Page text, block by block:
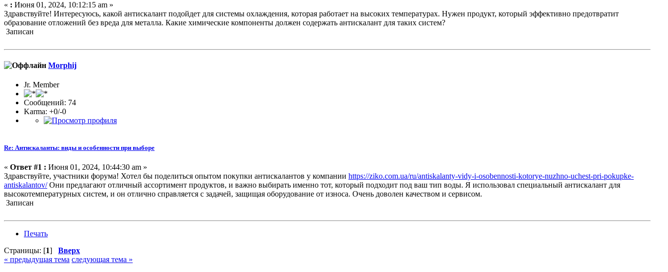
« : Июня 01, 2024, 10:12:15 am »
Здравствуйте! Интересуюсь, какой антискалант подойдет для системы охлаждения, которая работает на высоких температурах. Нужен продукт, который эффективно предотвратит
образование отложений без вреда для металла. Какие химические компоненты должен содержать антискалант для таких систем?
Записан
Morphij
Jr. Member
Сообщений: 74
Karma: +0/-0
Re: Антискаланты: виды и особенности при выборе
« Ответ #1 : Июня 01, 2024, 10:44:30 am »
Здравствуйте, участники форума! Хотел бы поделиться опытом покупки антискалантов у компании https://ziko.com.ua/ru/antiskalanty-vidy-i-osobennosti-kotorye-nuzhno-uchest-pri-pokupke-
antiskalantov/Они предлагают отличный ассортимент продуктов, и важно выбирать именно тот, который подходит под ваш тип воды. Я использовал специальный антискалант для
высокотемпературных систем, и он отлично справляется с задачей, защищая оборудование от износа. Очень доволен качеством и сервисом.
Записан
Печать
Страницы: [1] Вверх
« предыдущая тема следующая тема »